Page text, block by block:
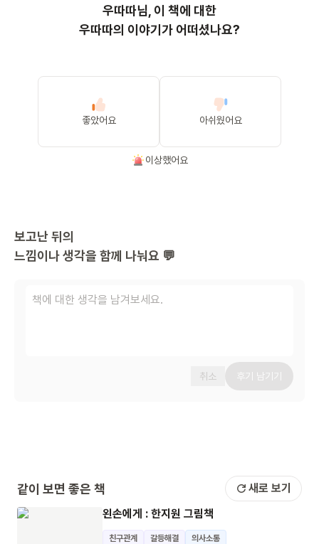
우따따님, 이 책에 대한
우따따의 이야기가 어떠셨나요?
좋았어요 아쉬웠어요
이상했어요
보고난 뒤의
느낌이나 생각을 함께 나눠요 💬
취소 후기 남기기
같이 보면 좋은 책 새로 보기
왼손에게 : 한지원 그림책
친구관계 갈등해결 의사소통